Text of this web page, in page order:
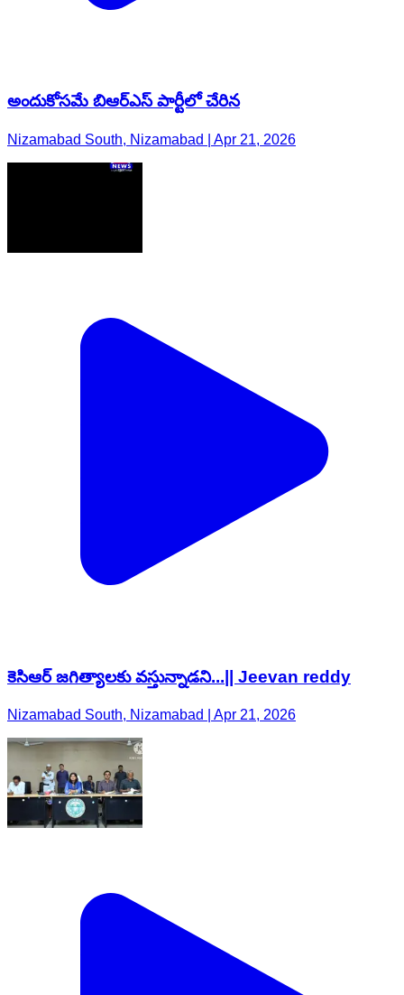
అందుకోసమే బిఆర్ఎస్ పార్టీలో చేరిన
Nizamabad South, Nizamabad | Apr 21, 2026
కెసిఆర్ జగిత్యాలకు వస్తున్నాడని...|| Jeevan reddy
Nizamabad South, Nizamabad | Apr 21, 2026